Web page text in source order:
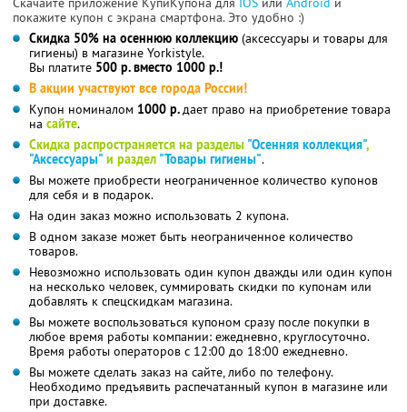
покажите купон с экрана смартфона. Это удобно :)
Скидка 50% на осеннюю коллекцию (аксессуары и товары для
гигиены) в магазине Yorkistyle.
Вы платите 500 р. вместо 1000 р.!
В акции участвуют все города России!
Купон номиналом 1000 р.дает право на приобретение товара
на сайте.
Скидка распространяется на разделы "Осенняя коллекция",
"Аксессуары" и раздел "Товары гигиены".
Вы можете приобрести неограниченное количество купонов
для себя и в подарок.
На один заказ можно использовать 2 купона.
В одном заказе может быть неограниченное количество
товаров.
Невозможно использовать один купон дважды или один купон
на несколько человек, суммировать скидки по купонам или
добавлять к спецскидкам магазина.
Вы можете воспользоваться купоном сразу после покупки в
любое время работы компании: ежедневно, круглосуточно.
Время работы операторов с 12:00 до 18:00 ежедневно.
Вы можете сделать заказ на сайте, либо по телефону.
Необходимо предъявить распечатанный купон в магазине или
при доставке.